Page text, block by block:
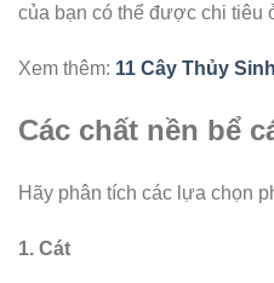
của bạn có thể được chi tiêu
Xem thêm: 11 Cây Thủy
Các chất nền bể
Hãy phân tích các lựa chọn
1. Cát